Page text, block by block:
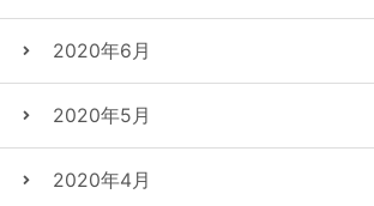
2020年6月
2020年5月
2020年4月